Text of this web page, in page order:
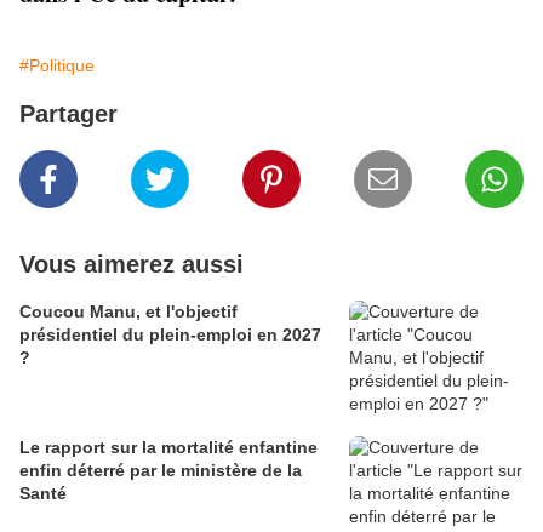
#Politique
Partager
Vous aimerez aussi
Coucou Manu, et l'objectif
présidentiel du plein-emploi en 2027
?
Le rapport sur la mortalité enfantine
enfin déterré par le ministère de la
Santé